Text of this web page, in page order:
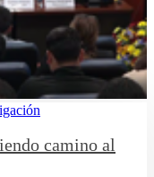
camino al